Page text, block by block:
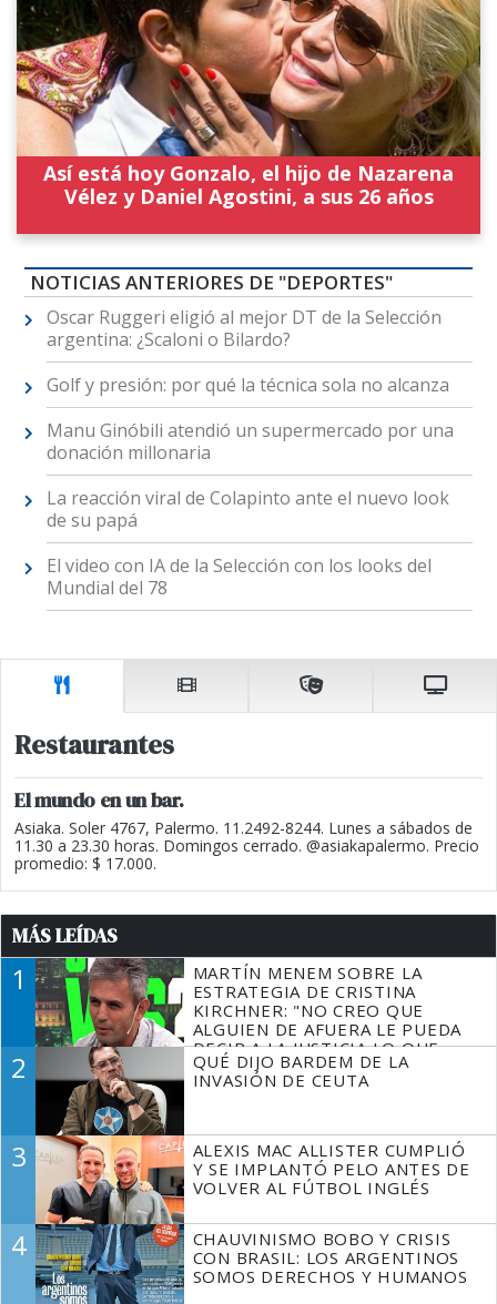
Así está hoy Gonzalo, el hijo de Nazarena
Vélez y Daniel Agostini, a sus 26 años
NOTICIAS ANTERIORES DE "DEPORTES"
Oscar Ruggeri eligió al mejor DT de la Selección
argentina: ¿Scaloni o Bilardo?
Golf y presión: por qué la técnica sola no alcanza
Manu Ginóbili atendió un supermercado por una
donación millonaria
La reacción viral de Colapinto ante el nuevo look
de su papá
El video con IA de la Selección con los looks del
Mundial del 78
Restaurantes
El mundo en un bar.
Asiaka. Soler 4767, Palermo. 11.2492-8244. Lunes a sábados de
11.30 a 23.30 horas. Domingos cerrado. @asiakapalermo. Precio
promedio: $ 17.000.
MÁS LEÍDAS
1
MARTÍN MENEM SOBRE LA
ESTRATEGIA DE CRISTINA
KIRCHNER: "NO CREO QUE
ALGUIEN DE AFUERA LE PUEDA
DECIR A LA JUSTICIA LO QUE
TIENE QUE HACER"
2
QUÉ DIJO BARDEM DE LA
INVASIÓN DE CEUTA
3
ALEXIS MAC ALLISTER CUMPLIÓ
Y SE IMPLANTÓ PELO ANTES DE
VOLVER AL FÚTBOL INGLÉS
4
CHAUVINISMO BOBO Y CRISIS
CON BRASIL: LOS ARGENTINOS
SOMOS DERECHOS Y HUMANOS